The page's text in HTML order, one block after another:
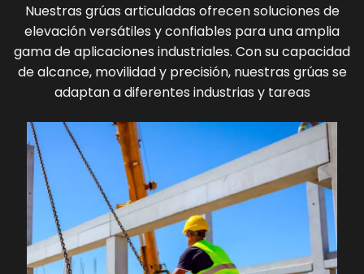
Nuestras grúas articuladas ofrecen soluciones de
elevación versátiles y confiables para una amplia
gama de aplicaciones industriales. Con su capacidad
de alcance, movilidad y precisión, nuestras grúas se
adaptan a diferentes industrias y tareas